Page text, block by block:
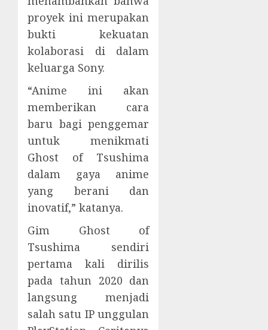
proyek ini merupakan
bukti kekuatan
kolaborasi di dalam
keluarga Sony.
“Anime ini akan
memberikan cara
baru bagi penggemar
untuk menikmati
Ghost of Tsushima
dalam gaya anime
yang berani dan
inovatif,” katanya.
Gim Ghost of
Tsushima sendiri
pertama kali dirilis
pada tahun 2020 dan
langsung menjadi
salah satu IP unggulan